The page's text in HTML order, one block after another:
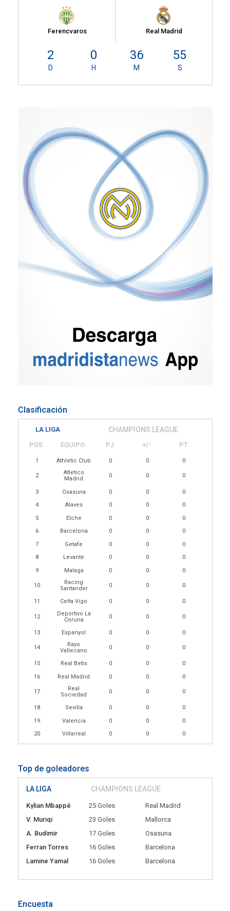
Ferencvaros Real Madrid
2
D
0
H
36
M
55
S
Clasificación
LA LIGA CHAMPIONS LEAGUE
POS EQUIPO PJ +/- PT
1 Athletic Club 0 0 0
2
Atletico
Madrid
0 0 0
3 Osasuna 0 0
0
4
Alaves 0 0
0
5
Elche 0 0
0
6
Barcelona 0 0
0
7
Getafe 0 0
0
8
Levante 0 0
0
9
Malaga 0 0 0
10
Racing
Santander
0 0 0
11 Celta Vigo 0 0 0
12
Deportivo La
Coruna
0 0 0
13 Espanyol 0 0 0
14
Rayo
Vallecano
0 0 0
15 Real Betis 0 0
0
16
Real Madrid 0 0 0
17
Real
Sociedad
0 0 0
18 Sevilla 0 0
0
19
Valencia 0 0
0
20
Villarreal 0 0 0
Top de goleadores
LA LIGA CHAMPIONS LEAGUE
Kylian Mbappé 25 Goles
Real Madrid
V. Muriqi
23 Goles
Mallorca
A. Budimir
17 Goles
Osasuna
Ferran Torres
16 Goles
Barcelona
Lamine Yamal
16 Goles Barcelona
Encuesta